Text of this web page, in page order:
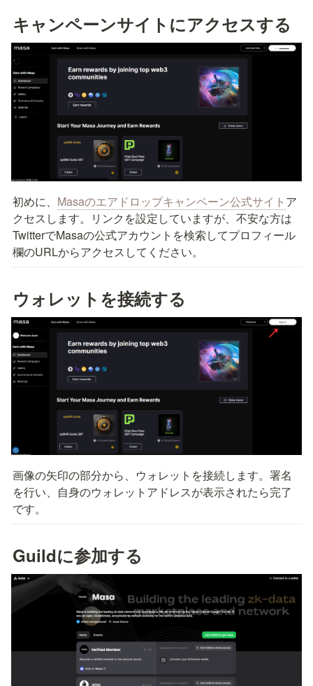
キャンペーンサイトにアクセスする
初めに、 Masaのエアドロップキャンペーン公式サイト ア
クセスします。リンクを設定していますが、不安な方は
TwitterでMasaの公式アカウントを検索してプロフィール
欄のURLからアクセスしてください。
ウォレットを接続する
画像の矢印の部分から、ウォレットを接続します。署名
を行い、自身のウォレットアドレスが表示されたら完了
です。
Guildに参加する